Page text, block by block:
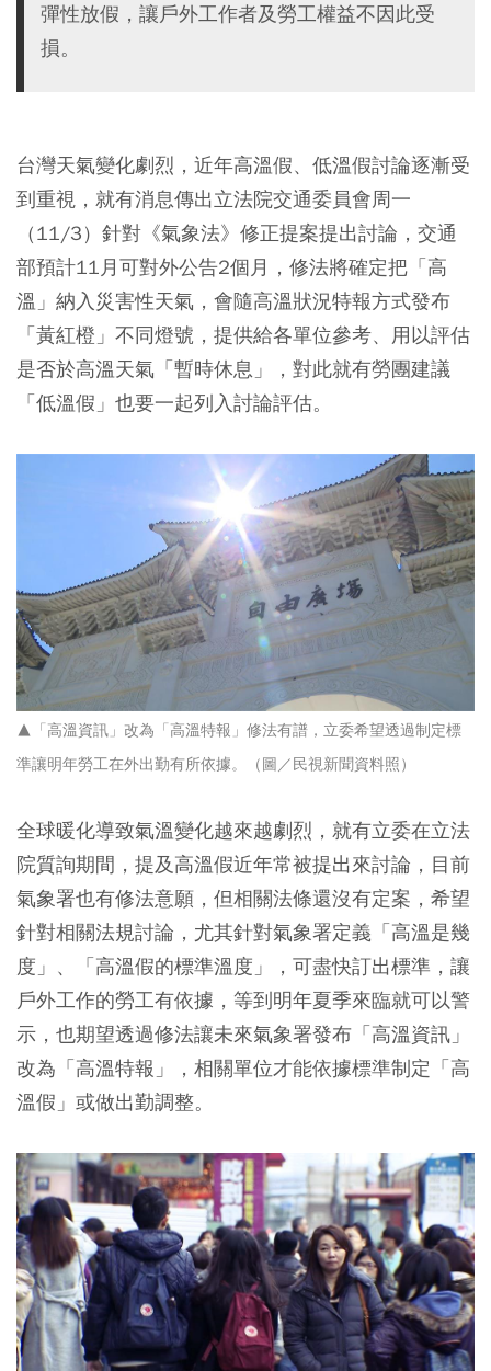
彈性放假，讓戶外工作者及勞工權益不因此受
損。
台灣天氣變化劇烈，近年高溫假、低溫假討論逐漸受
到重視，就有消息傳出立法院交通委員會周一
（11/3）針對《氣象法》修正提案提出討論，交通
部預計11月可對外公告2個月，修法將確定把「高
溫」納入災害性天氣，會隨高溫狀況特報方式發布
「黃紅橙」不同燈號，提供給各單位參考、用以評估
是否於高溫天氣「暫時休息」，對此就有勞團建議
「低溫假」也要一起列入討論評估。
▲「高溫資訊」改為「高溫特報」修法有譜，立委希望透過制定標
準讓明年勞工在外出勤有所依據。（圖／民視新聞資料照）
全球暖化導致氣溫變化越來越劇烈，就有立委在立法
院質詢期間，提及高溫假近年常被提出來討論，目前
氣象署也有修法意願，但相關法條還沒有定案，希望
針對相關法規討論，尤其針對氣象署定義「高溫是幾
度」、「高溫假的標準溫度」，可盡快訂出標準，讓
戶外工作的勞工有依據，等到明年夏季來臨就可以警
示，也期望透過修法讓未來氣象署發布「高溫資訊」
改為「高溫特報」，相關單位才能依據標準制定「高
溫假」或做出勤調整。